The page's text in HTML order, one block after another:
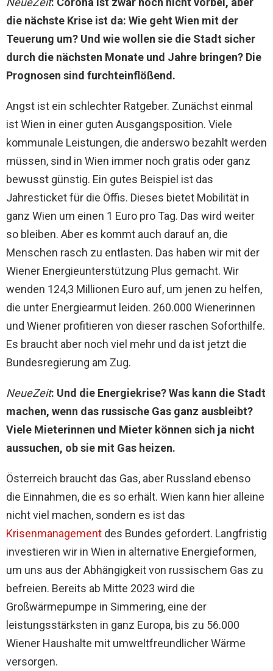
die nächste Krise ist da: Wie geht Wien mit der
Teuerung um? Und wie wollen sie die Stadt sicher
durch die nächsten Monate und Jahre bringen? Die
Prognosen sind furchteinflößend.
Angst ist ein schlechter Ratgeber. Zunächst einmal
ist Wien in einer guten Ausgangsposition. Viele
kommunale Leistungen, die anderswo bezahlt werden
müssen, sind in Wien immer noch gratis oder ganz
bewusst günstig. Ein gutes Beispiel ist das
Jahresticket für die Öffis. Dieses bietet Mobilität in
ganz Wien um einen 1 Euro pro Tag. Das wird weiter
so bleiben. Aber es kommt auch darauf an, die
Menschen rasch zu entlasten. Das haben wir mit der
Wiener Energieunterstützung Plus gemacht. Wir
wenden 124,3 Millionen Euro auf, um jenen zu helfen,
die unter Energiearmut leiden. 260.000 Wienerinnen
und Wiener profitieren von dieser raschen Soforthilfe.
Es braucht aber noch viel mehr und da ist jetzt die
Bundesregierung am Zug.
NeueZeit: Und die Energiekrise? Was kann die Stadt
machen, wenn das russische Gas ganz ausbleibt?
Viele Mieterinnen und Mieter können sich ja nicht
aussuchen, ob sie mit Gas heizen.
Österreich braucht das Gas, aber Russland ebenso
die Einnahmen, die es so erhält. Wien kann hier alleine
nicht viel machen, sondern es ist das
Krisenmanagement des Bundes gefordert. Langfristig
investieren wir in Wien in alternative Energieformen,
um uns aus der Abhängigkeit von russischem Gas zu
befreien. Bereits ab Mitte 2023 wird die
Großwärmepumpe in Simmering, eine der
leistungsstärksten in ganz Europa, bis zu 56.000
Wiener Haushalte mit umweltfreundlicher Wärme
versorgen.